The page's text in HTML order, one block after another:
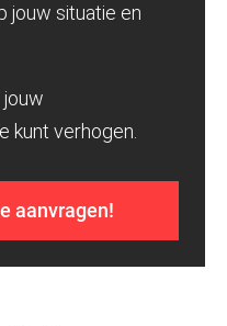
jouw situatie en
kunt verhogen.
aanvragen!